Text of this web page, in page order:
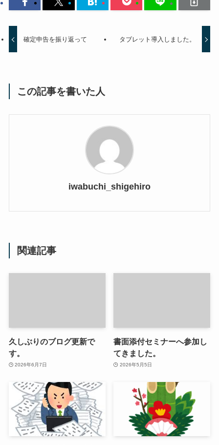
確定申告を振り返って タブレット導入しました。
この記事を書いた人
iwabuchi_shigehiro
関連記事
久しぶりのブログ更新で
す。
2026年6月7日
書面添付セミナーへ参加し
てきました。
2026年5月5日